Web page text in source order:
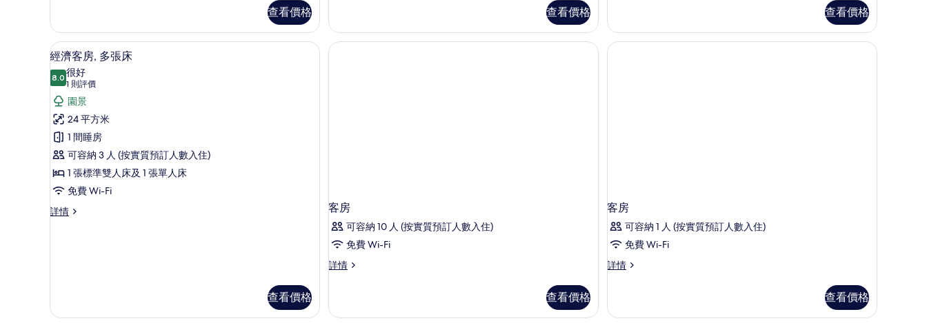
詳
情
查看價格 查看價格
相
片
詳
情
查看價格
載
入
所
有
經
濟
客
房,
多
張
經濟客房, 多張床 | 高級寢具、迷你吧贈品、房內夾萬、書桌
4
經濟客房, 多張床
8.08.0 分，滿分 10 分
很好
1 則評價
(1
則
評
價)
園景
24 平方米
1 間睡房
可容納 3 人 (按實質預訂人數入住)
1 張標準雙人床及 1 張單人床
免費 Wi-Fi
詳情
經
情
查看價格
客房
可容納 10 人 (按實質預訂人數入住)
免費 Wi-Fi
詳情
客
查看價格
客房
可容納 1 人 (按實質預訂人數入住)
免費 Wi-Fi
詳情
客
查看價格